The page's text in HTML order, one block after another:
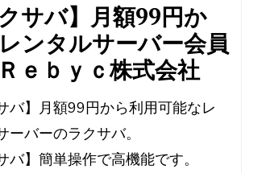
クサバ】月額99円か
ンタルサーバー会員
ｅｂｙｃ株式会社
バ】月額99円から利用可能なレ
ーバーのラクサバ。
バ】簡単操作で高機能です。